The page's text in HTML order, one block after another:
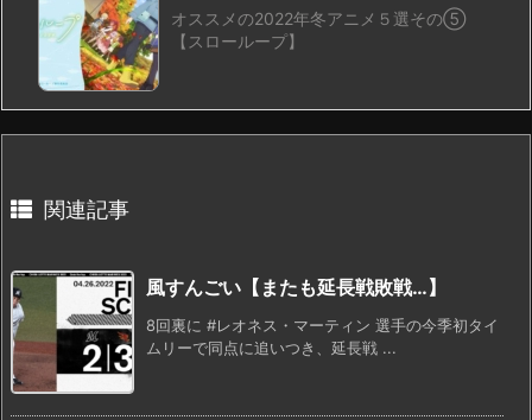
オススメの2022年冬アニメ５選その⑤
【スローループ】
関連記事
風すんごい【またも延長戦敗戦…】
8回裏に #レオネス・マーティン 選手の今季初タイ
ムリーで同点に追いつき、延長戦 ...